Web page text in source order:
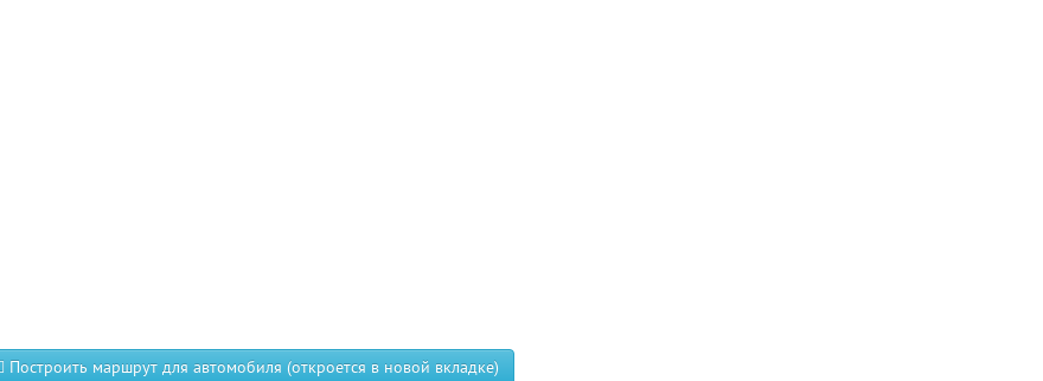
Построить маршрут для автомобиля (откроется в новой вкладке)